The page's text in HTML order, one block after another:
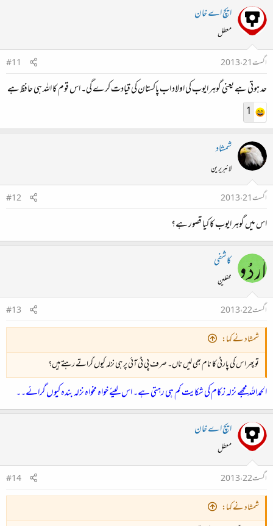
ایچ اے خان
معطل
اگست 21، 2013
#11
حد ہوتی ہے یعنی گوہر ایوب کی اولاد اب پاکستان کی قیادت کرے گی۔ اس قوم کا اللہ ہی حافظ ہے
1
شمشاد
لائبریرین
اگست 21، 2013
#12
اس میں گوہر ایوب کا کیا قصور ہے؟
کاشفی
محفلین
اگست 22، 2013
#13
شمشاد نے کہا:
تو پھر اس کی پارٹی کا نام بھی لیں ناں۔ صرف پی ٹی آئی پر ہی نزلہ کیوں گراتے رہتے ہیں؟
الحمداللہ مجھے نزلہ زکام کی شکایت کم ہی رہتی ہے۔ اس لیئے خواہ مخواہ نزلہ بندہ کیوں گرائے۔۔
ایچ اے خان
معطل
اگست 22، 2013
#14
شمشاد نے کہا: